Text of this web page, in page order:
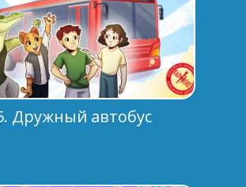
Дружный автобус